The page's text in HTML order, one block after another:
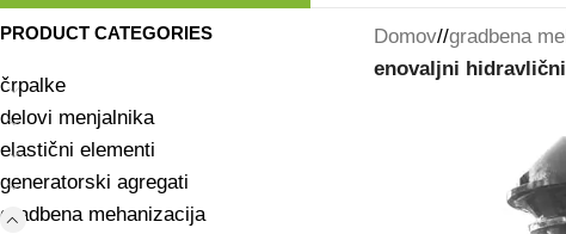
PRODUCT CATEGORIES
črpalke
delovi menjalnika
elastični elementi
generatorski agregati
gradbena mehanizacija
Domov/ gradbena
enovaljni